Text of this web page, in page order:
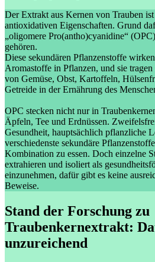
Der Extrakt aus Kernen von Trauben
antioxidativen Eigenschaften. Grund
„oligomere Pro(antho)cyanidine“
gehören.
Diese sekundären Pflanzenstoffe
Aromastoffe in Pflanzen, und sie
von Gemüse, Obst, Kartoffeln,
Getreide in der Ernährung des
OPC stecken nicht nur in
Äpfeln, Tee und Erdnüssen.
Gesundheit, hauptsächlich pflanzliche
verschiedenste sekundäre
Kombination zu essen. Doch einzelne
extrahieren und isoliert als
einzunehmen, dafür gibt es keine
Beweise.
Stand der Forschung zu
Traubenkernextrakt:
unzureichend